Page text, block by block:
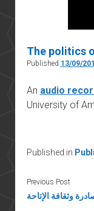
The politics
Published 13/09/
An audio
University of
Published in
Previous Post
وثقافة الإتاحة